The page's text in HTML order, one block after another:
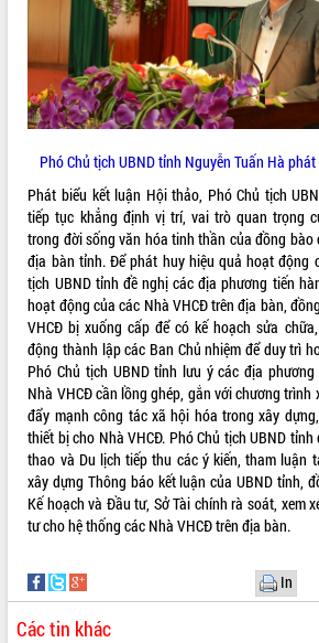
Khơi thông điểm nghẽn, đẩy nhanh
giải ngân vốn khắc phục thiên tai
HĐND tỉnh thông qua điều chỉnh Quy
hoạch tỉnh thời kỳ 2021-2030
Hội thảo góp ý hồ sơ điều chỉnh quy
hoạch tỉnh Đắk Lắk thời kỳ 2021-2030,
tầm nhìn đến năm 2050
Nâng cao hiệu quả hoạt động của các
doanh nghiệp nhà nước
Hội nghị triển khai kết nối mạng
truyền số liệu chuyên dùng phục vụ cơ
quan Đảng, Nhà nước
Lễ phát động chuỗi hoạt động chung
tay làm sạch môi trường
Xã Ea Kar bước chuyển mình trong
công tác cải cách hành chính mô hình
mới
UBND tỉnh họp báo định kỳ tháng 4
năm 2026
Hội thảo khoa học “Giải pháp thúc đẩy
phát triển nền kinh tế xanh tại tỉnh
Tăng cường giám sát, đôn đốc thực
hiện nhiệm vụ quản lý tài sản công
hàng tuần
Phó Chủ tịch UBND tỉnh Nguyễn Tuấn Hà
Phát biểu kết luận Hội thảo, Phó Chủ tịch
tiếp tục khẳng định vị trí, vai trò quan trọng
trong đời sống văn hóa tinh thần của đồng bào
địa bàn tỉnh. Để phát huy hiệu quả hoạt động
tịch UBND tỉnh đề nghị các địa phương tiến
hoạt động của các Nhà VHCĐ trên địa bàn,
VHCĐ bị xuống cấp để có kế hoạch sửa
động thành lập các Ban Chủ nhiệm để duy trì
Phó Chủ tịch UBND tỉnh lưu ý các địa
Nhà VHCĐ cần lồng ghép, gắn với chương
đẩy mạnh công tác xã hội hóa trong xây
thiết bị cho Nhà VHCĐ. Phó Chủ tịch UBND
thao và Du lịch tiếp thu các ý kiến, tham luận
xây dựng Thông báo kết luận của UBND tỉnh,
Kế hoạch và Đầu tư, Sở Tài chính rà soát, xem
tư cho hệ thống các Nhà VHCĐ trên địa bàn.
In
Các tin khác